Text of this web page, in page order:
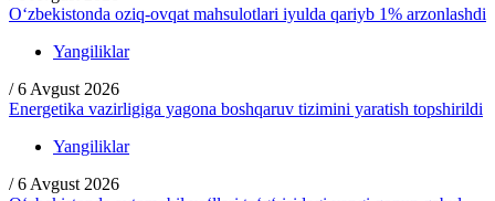
O‘zbekistonda oziq-ovqat mahsulotlari iyulda qariyb 1% arzonlashdi
Yangiliklar
/ 6 Avgust 2026
Energetika vazirligiga yagona boshqaruv tizimini yaratish topshirildi
Yangiliklar
/ 6 Avgust 2026